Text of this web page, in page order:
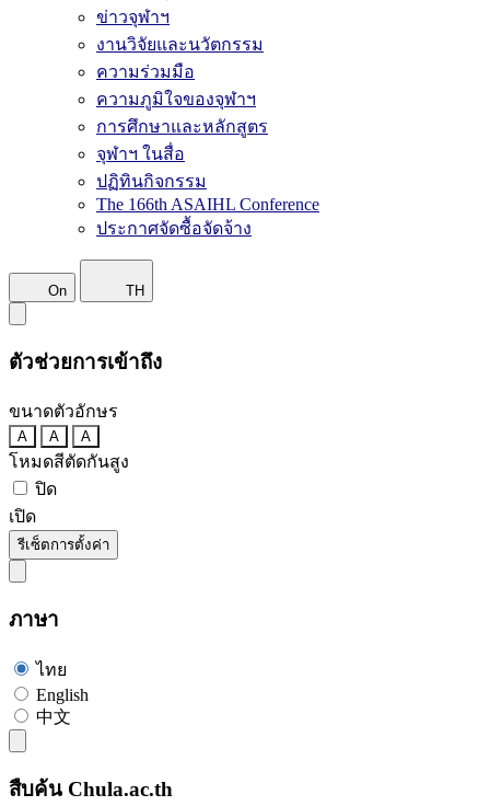
ข่าวจุฬาฯ
งานวิจัยและนวัตกรรม
ความร่วมมือ
ความภูมิใจของจุฬาฯ
การศึกษาและหลักสูตร
จุฬาฯ ในสื่อ
ปฏิทินกิจกรรม
The 166th ASAIHL Conference
ประกาศจัดซื้อจัดจ้าง
On TH
ตัวช่วยการเข้าถึง
ขนาดตัวอักษร
A A A
โหมดสีตัดกันสูง
ปิด
เปิด
รีเซ็ตการตั้งค่า
ภาษา
ไทย
English
中文
สืบค้น Chula.ac.th